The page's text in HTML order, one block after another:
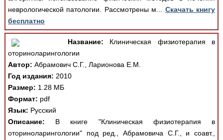
неврологической патологии. Рассмотрены м... Скачать книгу
бесплатно
Название: Клиническая физиотерапия в
оториноларингологии
Автор: Абрамович С.Г., Ларионова Е.М.
Год издания: 2010
Размер: 1.28 МБ
Формат: pdf
Язык: Русский
Описание: В книге "Клиническая физиотерапия в
оториноларингологии" под ред., Абрамовича С.Г., и соавт.,